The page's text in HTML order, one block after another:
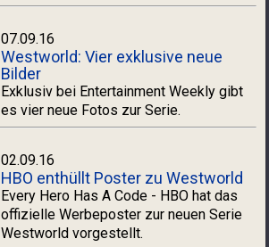
07.09.16
Westworld: Vier exklusive neue
Bilder
Exklusiv bei Entertainment Weekly gibt
es vier neue Fotos zur Serie.
02.09.16
HBO enthüllt Poster zu Westworld
Every Hero Has A Code - HBO hat das
offizielle Werbeposter zur neuen Serie
Westworld vorgestellt.